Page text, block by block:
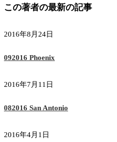
この著者の最新の記事
2016年8月24日
092016 Phoenix
2016年7月11日
082016 San Antonio
2016年4月1日